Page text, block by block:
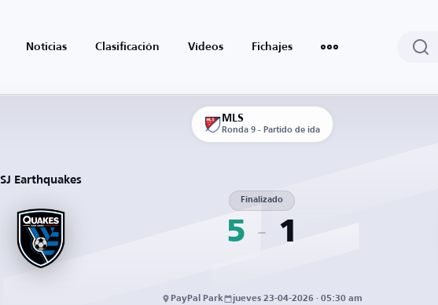
Noticias Clasificación Vídeos Fichajes
MLS
Ronda 9 - Partido de ida
SJ Earthquakes
5
Finalizado
1
PayPal Park jueves 23-04-2026 · 05:30 am